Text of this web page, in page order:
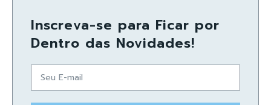
Inscreva-se para Ficar por
Dentro das Novidades!